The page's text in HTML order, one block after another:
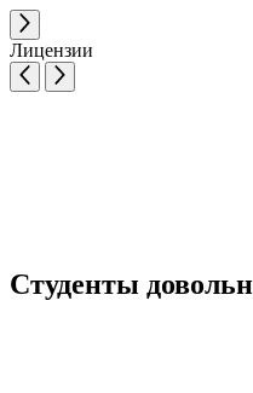
Лицензии
Студенты